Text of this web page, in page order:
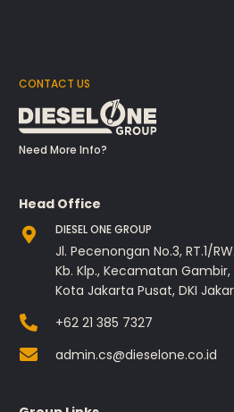
CONTACT US
Need More Info?
Head Office
DIESEL ONE GROUP
Jl. Pecenongan No.3, RT.1/
Kb. Klp., Kecamatan Gambir,
Kota Jakarta Pusat, DKI
+62 21 385 7327
admin.cs@dieselone.co.id